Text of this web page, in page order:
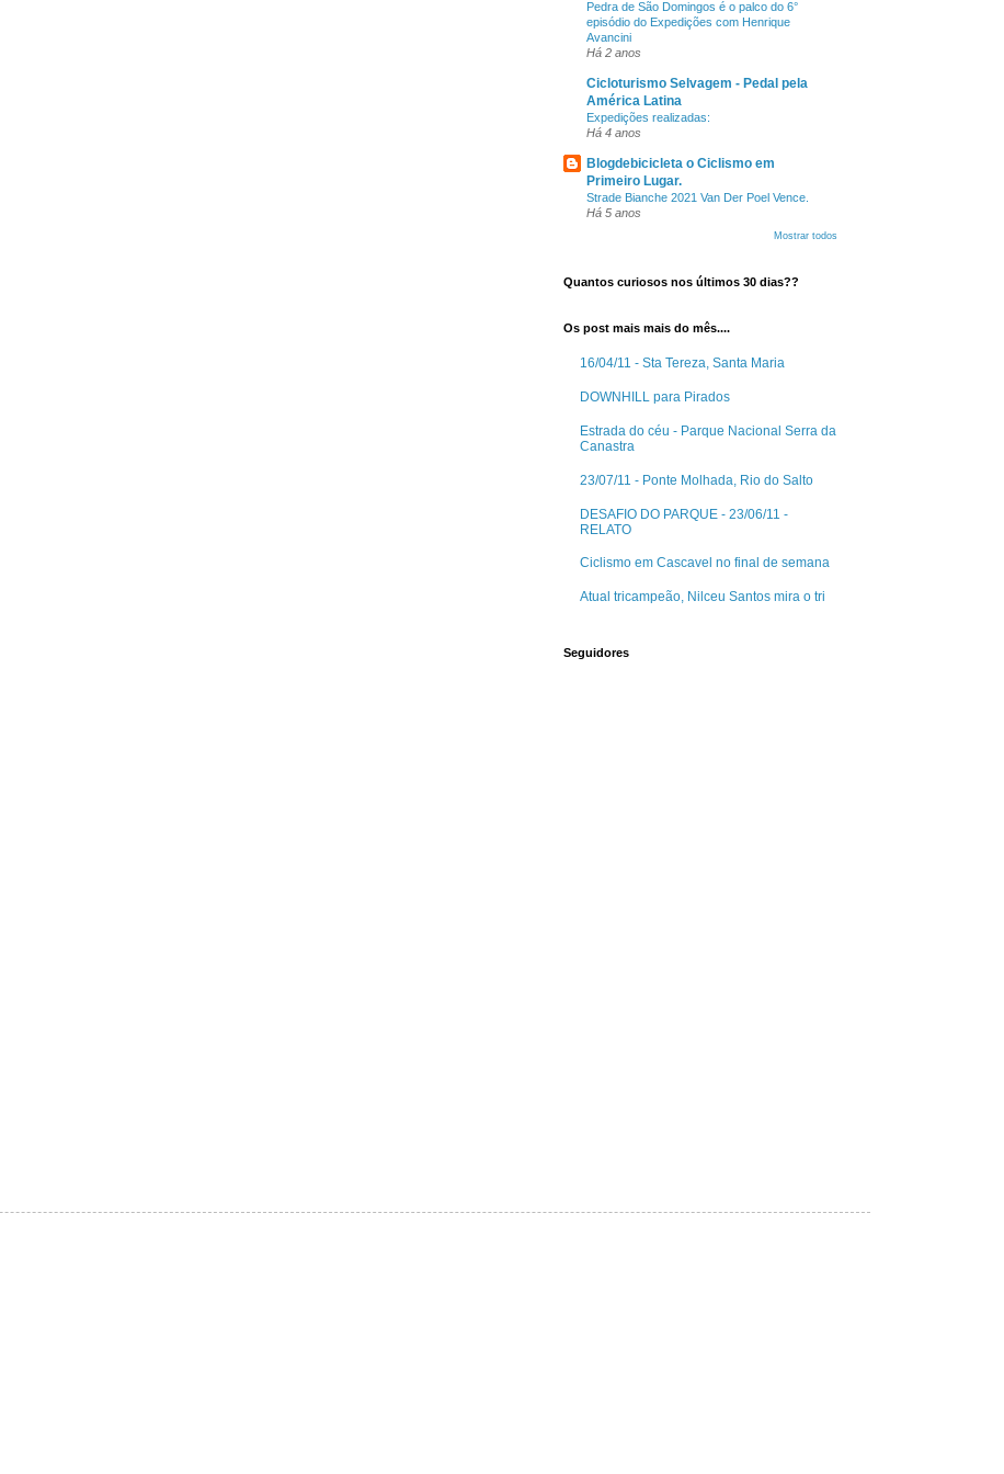
Pedra de São Domingos é o palco do 6°
episódio do Expedições com Henrique
Avancini
Há 2 anos
Cicloturismo Selvagem - Pedal pela
América Latina
Expedições realizadas:
Há 4 anos
Blogdebicicleta o Ciclismo em
Primeiro Lugar.
Strade Bianche 2021 Van Der Poel Vence.
Há 5 anos
Mostrar todos
Quantos curiosos nos últimos 30 dias??
Os post mais mais do mês....
16/04/11 - Sta Tereza, Santa Maria
DOWNHILL para Pirados
Estrada do céu - Parque Nacional Serra da
Canastra
23/07/11 - Ponte Molhada, Rio do Salto
DESAFIO DO PARQUE - 23/06/11 -
RELATO
Ciclismo em Cascavel no final de semana
Atual tricampeão, Nilceu Santos mira o tri
Seguidores